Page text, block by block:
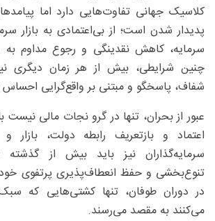
کلاسیک جهانی تفاوت‌هایی دارد اما
پدیدار شدن است؛ از بی‌اعتمادی به بازار
سرمایه، کاهش نقدینگی و رجوع مداوم به
چنین شرایطی، بیش از هر زمان دیگری
شفاف، پاسخگو و مبتنی بر واقع‌گرایی
عبور از بحران، تنها در گرو نجات مالی نیست
اعتماد و بازتعریف رابطه دولت، بازار
سرمایه‌گذاران نیز باید بیش از
تنوع‌بخشی و حفظ انعطاف‌پذیری پرتفوی
در دوران طوفان، تنها کشتی‌هایی که
می‌کنند به مقصد می‌رسند.